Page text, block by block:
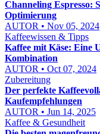
Channeling Espresso:
Optimierung
AUTOR • Nov 05, 2024
Kaffeewissen & Tipps
Kaffee mit Käse: Eine
Kombination
AUTOR • Oct 07, 2024
Zubereitung
Der perfekte
Kaufempfehlungen
AUTOR • Jun 14, 2025
Kaffee & Gesundheit